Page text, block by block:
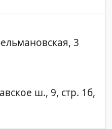
3
ш., 9, стр. 1б,